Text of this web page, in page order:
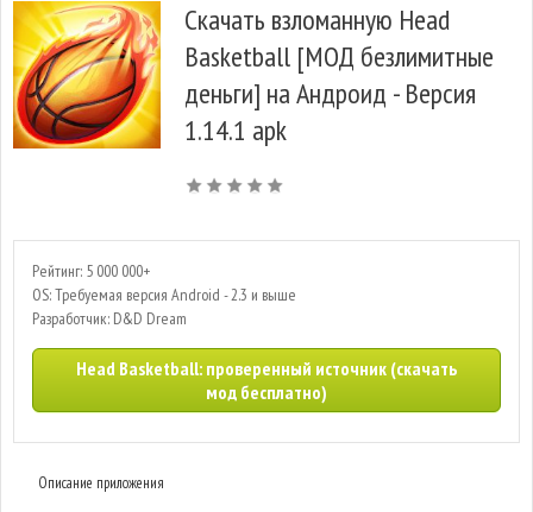
Скачать взломанную Head
Basketball [МОД безлимитные
деньги] на Андроид - Версия
1.14.1 apk
Рейтинг: 5 000 000+
OS: Требуемая версия Android - 2.3 и выше
Разработчик: D&D Dream
Head Basketball: проверенный источник (скачать
мод бесплатно)
Описание приложения